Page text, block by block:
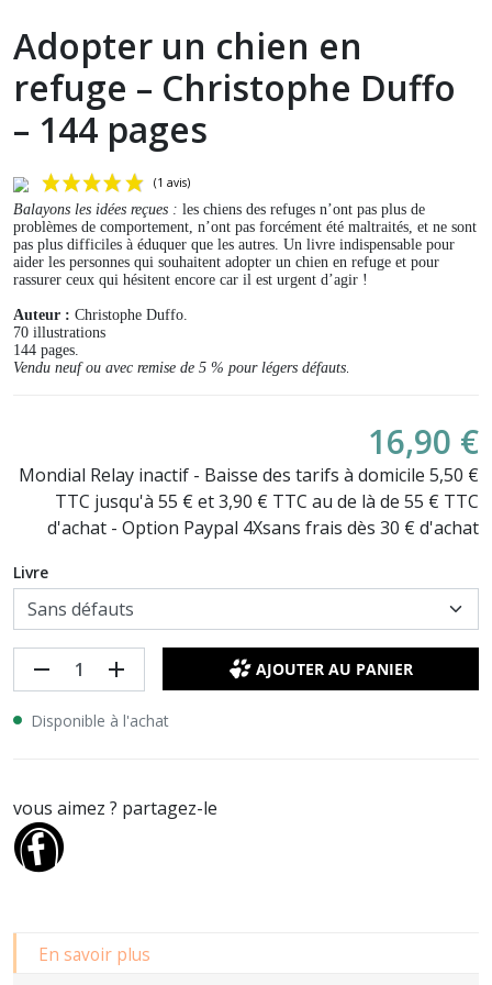
Adopter un chien en
refuge – Christophe Duffo
– 144 pages
Balayons les idées reçues : les chiens des refuges n’ont pas plus de
problèmes de comportement, n’ont pas forcément été maltraités, et ne sont
pas plus difficiles à éduquer que les autres. Un livre indispensable pour
aider les personnes qui souhaitent adopter un chien en refuge et pour
rassurer ceux qui hésitent encore car il est urgent d’agir !
Auteur : Christophe Duffo.
70 illustrations
144 pages.
Vendu neuf ou avec remise de 5 % pour légers défauts
16,90 €
Mondial Relay inactif - Baisse des tarifs à domicile 5,50 €
TTC jusqu'à 55 € et 3,90 € TTC au de là de 55 € TTC
d'achat - Option Paypal 4Xsans frais dès 30 € d'achat
Livre
remove add AJOUTER AU PANIER
Disponible à l'achat
vous aimez ? partagez-le
En savoir plus